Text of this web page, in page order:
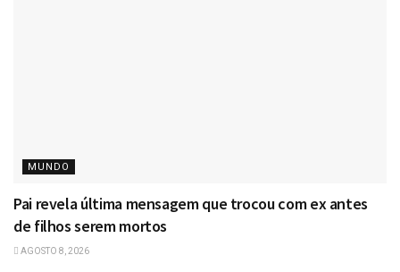
MUNDO
Pai revela última mensagem que trocou com ex antes
de filhos serem mortos
AGOSTO 8, 2026